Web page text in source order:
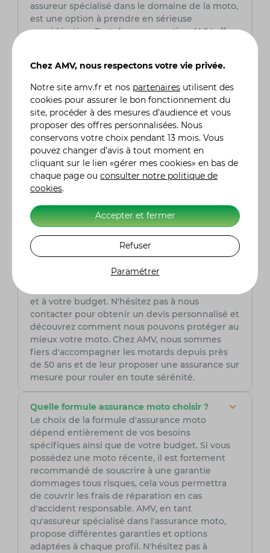
assureur spécialisé dans le domaine de la moto,
est une option à prendre en sérieuse
considération. Fort de son expertise, AMV offre
complète et fiable pour leurs deux-roues. Grâce
à son expertise du secteur, AMV peut offrir des
services sur mesure et des conseils avisés,
assurant la tranquillité d'esprit des
motocyclistes tout au long de leurs aventures
sur la route.
Quel est le prix d'une assurance moto ?
Le coût d'une assurance moto chez AMV
intègre plusieurs facteurs tels que le modèle de
sinistres, bonus), le lieu de stationnement
habituel et le niveau de garanties désiré. Chez
AMV, nous offrons des tarifs compétitifs
adaptés à chaque profil de conducteur et à
spécialisés sont là pour vous aider à choisir la
et à votre budget. N'hésitez pas à nous
contacter pour obtenir un devis personnalisé et
découvrez comment nous pouvons protéger au
mieux votre moto. Chez AMV, nous sommes
fiers d'accompagner les motards depuis près
de 50 ans et de leur proposer une assurance sur
mesure pour rouler en toute sérénité.
Quelle formule assurance moto choisir ?
Le choix de la formule d'assurance moto
dépend entièrement de vos besoins
spécifiques ainsi que de votre budget. Si vous
possédez une moto récente, il est fortement
recommandé de souscrire à une garantie
dommages tous risques, cela vous permettra
de couvrir les frais de réparation en cas
d'accident responsable. AMV, en tant
qu'assureur spécialisé dans l'assurance moto,
propose différentes garanties et options
adaptées à chaque profil. N'hésitez pas à
Chez AMV, nous respectons votre vie privée.
Notre site amv.fr et nos partenaires utilisent des
cookies pour assurer le bon fonctionnement du
site, procéder à des mesures d’audience et vous
proposer des offres personnalisées. Nous
conservons votre choix pendant 13 mois. Vous
pouvez changer d’avis à tout moment en
cliquant sur le lien «gérer mes cookies» en bas de
chaque page ou consulter notre politique de
cookies.
Accepter et fermer
Refuser
Paramétrer